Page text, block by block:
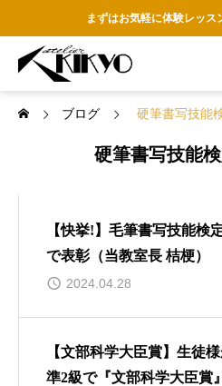
まずはお気軽に体験レッス
硬筆書写技能
ブログ 硬筆書写技能
【快挙!】毛筆書写技能検
で表彰（当教室長 桔梗）
2024.04.28
【文部科学大臣賞】生徒
準2級で『文部科学大臣賞